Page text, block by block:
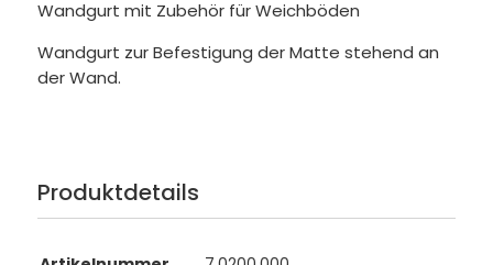
Wandgurt mit Zubehör für Weichböden
Wandgurt zur Befestigung der Matte stehend an
der Wand.
Produktdetails